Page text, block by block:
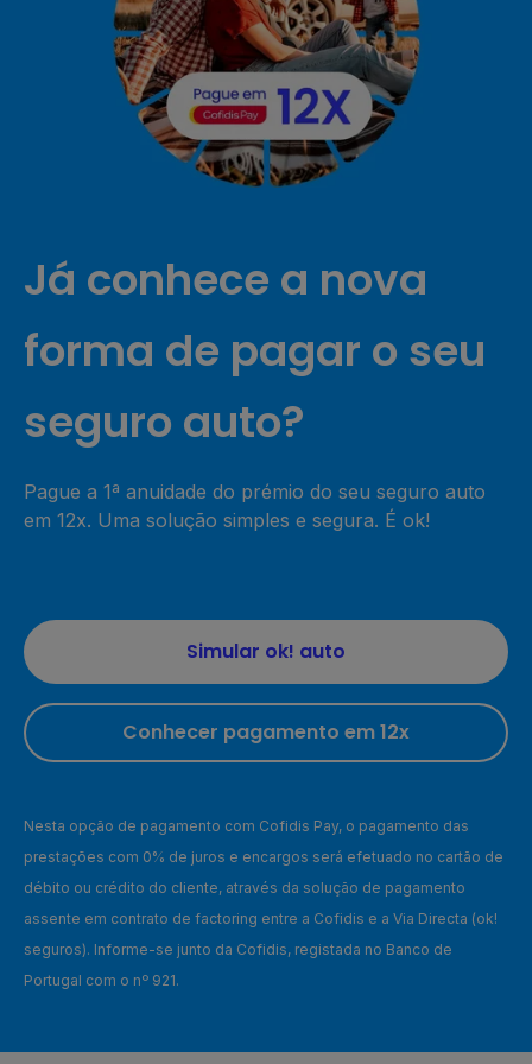
Já conhece a nova
forma de pagar o seu
seguro auto?
Pague a 1ª anuidade do prémio do seu seguro auto
em 12x. Uma solução simples e segura. É ok!
Simular ok! auto
Conhecer pagamento em 12x
Nesta opção de pagamento com Cofidis Pay, o pagamento das
prestações com 0% de juros e encargos será efetuado no cartão de
débito ou crédito do cliente, através da solução de pagamento
assente em contrato de factoring entre a Cofidis e a Via Directa (ok!
seguros). Informe-se junto da Cofidis, registada no Banco de
Portugal com o nº 921.